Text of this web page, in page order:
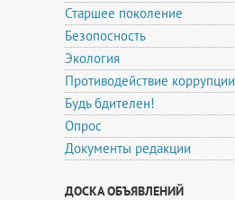
Старшее поколение
Безопосность
Экология
Противодействие коррупции
Будь бдителен!
Опрос
Документы редакции
ДОСКА ОБЪЯВЛЕНИЙ